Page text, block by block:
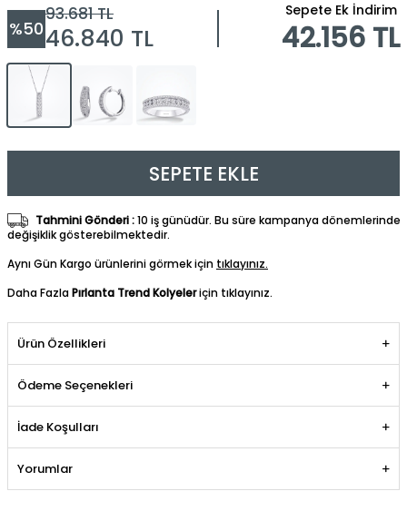
%50
93.681TL
46.840 TL
Sepete Ek İndirim
42.156 TL
SEPETE EKLE
Tahmini Gönderi :10 iş günüdür. Bu süre kampanya dönemlerinde
değişiklik gösterebilmektedir.
Aynı Gün Kargo ürünlerini görmek için tıklayınız.
Daha FazlaPırlanta Trend Kolyeleriçin tıklayınız.
Ürün Özellikleri
Ödeme Seçenekleri
İade Koşulları
Yorumlar